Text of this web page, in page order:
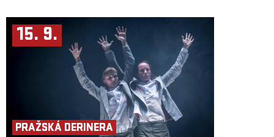
15. 9.
PRAŽSKÁ DERINERA